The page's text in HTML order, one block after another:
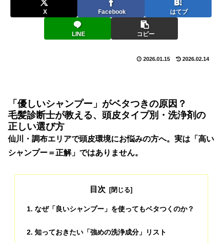
X Facebook はてブ
LINE コピー
2026.01.15 2026.02.14
「優しいシャンプー」がベタつきの原因？
毛髪診断士が教える、頭皮タイプ別・洗浄剤の
正しい選び方
仙川・調布エリアで頭皮環境にお悩みの方へ。実は「高い
シャンプー＝正解」ではありません。
目次
なぜ「良いシャンプー」を使ってもベタつくのか？
知っておきたい「強めの洗浄成分」リスト